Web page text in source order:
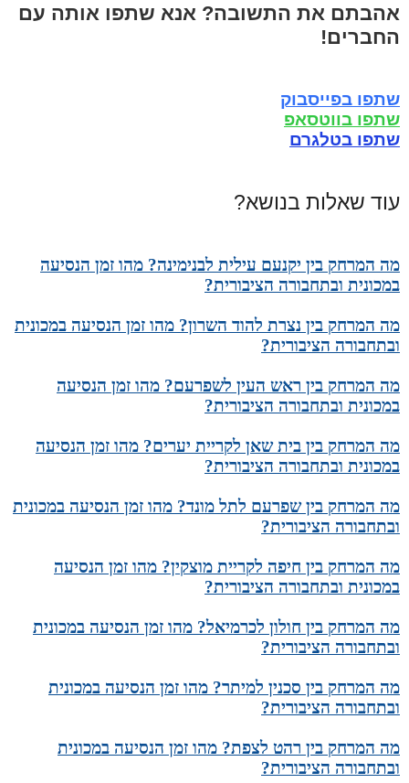
אהבתם את התשובה? אנא שתפו אותה עם
החברים!
שתפו בפייסבוק
שתפו בווטסאפ
שתפו בטלגרם
עוד שאלות בנושא?
מה המרחק בין יקנעם עילית לבנימינה? מהו זמן הנסיעה
במכונית ובתחבורה הציבורית?
מה המרחק בין נצרת להוד השרון? מהו זמן הנסיעה במכונית
ובתחבורה הציבורית?
מה המרחק בין ראש העין לשפרעם? מהו זמן הנסיעה
במכונית ובתחבורה הציבורית?
מה המרחק בין בית שאן לקריית יערים? מהו זמן הנסיעה
במכונית ובתחבורה הציבורית?
מה המרחק בין שפרעם לתל מונד? מהו זמן הנסיעה במכונית
ובתחבורה הציבורית?
מה המרחק בין חיפה לקריית מוצקין? מהו זמן הנסיעה
במכונית ובתחבורה הציבורית?
מה המרחק בין חולון לכרמיאל? מהו זמן הנסיעה במכונית
ובתחבורה הציבורית?
מה המרחק בין סכנין למיתר? מהו זמן הנסיעה במכונית
ובתחבורה הציבורית?
מה המרחק בין רהט לצפת? מהו זמן הנסיעה במכונית
ובתחבורה הציבורית?